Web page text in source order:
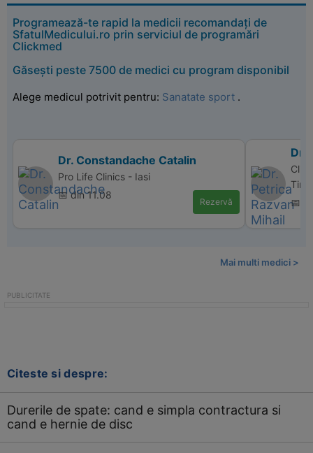
Programează-te rapid la medicii recomandați de
SfatulMedicului.ro prin serviciul de programări
Clickmed
Găsești peste 7500 de medici cu program disponibil
Alege medicul potrivit pentru: Sanatate sport .
Dr. Constandache Catalin
Pro Life Clinics - Iasi
📅 din 11.08
Rezervă
Dr.
📅
Mai multi medici >
Citeste si despre:
Durerile de spate: cand e simpla contractura si
cand e hernie de disc